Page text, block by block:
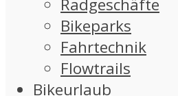
Radgeschäfte
Bikeparks
Fahrtechnik
Flowtrails
Bikeurlaub